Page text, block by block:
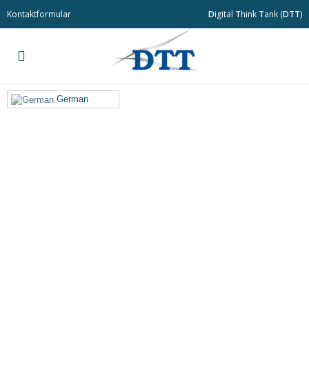
Kontaktformular Digital Think Tank (DTT)
German